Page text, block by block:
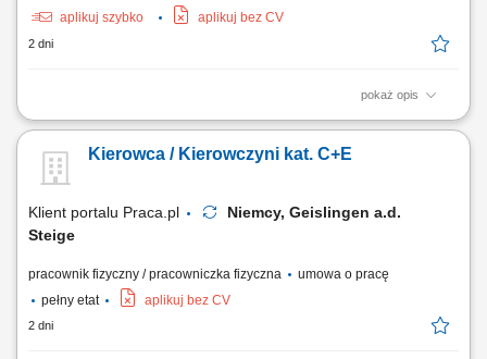
aplikuj szybko
aplikuj bez CV
2 dni
pokaż opis
KOGO POSZUKUJEMY? Kierowcy z mocnymi podstawami języka
świadectwo kwalifikacji zawodowej kierowcy (kod 95) na dystrybucje
żywności w systemie zmianowym w 31275 Lehrte / Niemcy w systemie
Kierowca / Kierowczyni kat. C+E
Klient portalu Praca.pl
Niemcy, Geislingen a.d.
Steige
pracownik fizyczny / pracowniczka fizyczna
umowa o pracę
pełny etat
aplikuj bez CV
2 dni